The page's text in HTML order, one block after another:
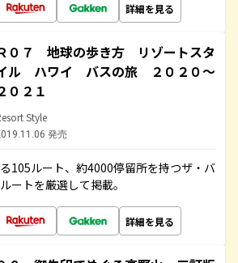
詳細を見る
０７ 地球の歩き方 リゾートスタ
ル ハワイ バスの旅 ２０２０～
０２１
Style
発売
105ルート、約4000停留所を持つザ・バ
ートを厳選して掲載。
詳細を見る